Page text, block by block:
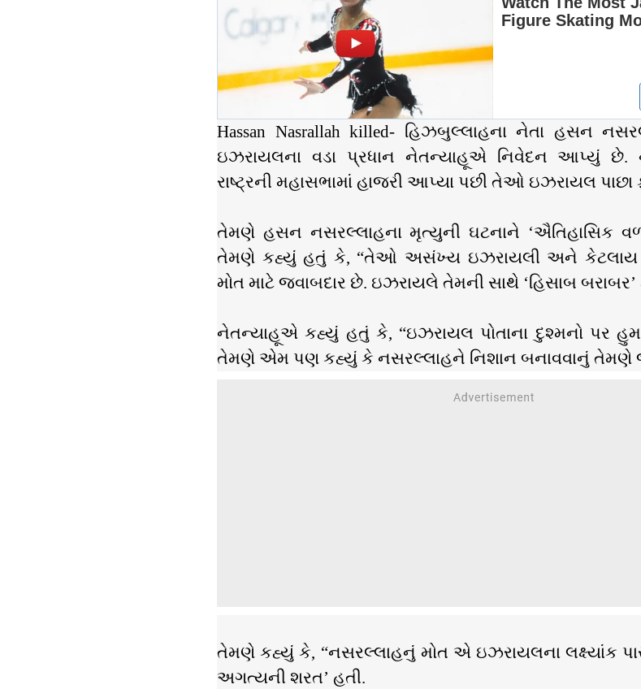
Hassan Nasrallah killed- હિઝબુલ્લાહના નેતા હસન
ઇઝરાયલના વડા પ્રધાન નેતન્યાહૂએ નિવેદન આપ્યું છે.
રાષ્ટ્રની મહાસભામાં હાજરી આપ્યા પછી તેઓ ઇઝરાયલ પાછા
તેમણે હસન નસરલ્લાહના મૃત્યુની ઘટનાને ‘ઐતિહાસિક
તેમણે કહ્યું હતું કે, “તેઓ અસંખ્ય ઇઝરાયલી અને કેટલાય
મોત માટે જવાબદાર છે. ઇઝરાયલે તેમની સાથે ‘હિસાબ બરાબર’
નેતન્યાહૂએ કહ્યું હતું કે, “ઇઝરાયલ પોતાના દુશ્મનો પર
તેમણે એમ પણ કહ્યું કે નસરલ્લાહને નિશાન બનાવવાનું તેમણે
તેમણે કહ્યું કે, “નસરલ્લાહનું મોત એ ઇઝરાયલના લક્ષ્યાંક પાર
અગત્યની શરત’ હતી.